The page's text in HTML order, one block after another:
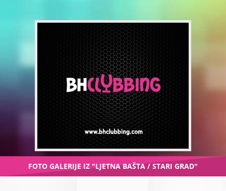
FOTO GALERIJE IZ "LJETNA BAŠTA / STARI GRAD"